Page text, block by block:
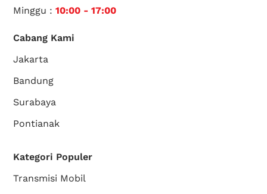
Minggu :10:00 - 17:00
Cabang Kami
Jakarta
Bandung
Surabaya
Pontianak
Kategori Populer
Transmisi Mobil